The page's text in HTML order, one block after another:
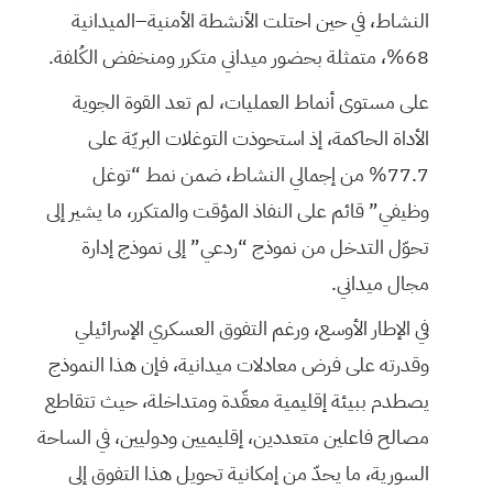
النشاط، في حين احتلت الأنشطة الأمنية–الميدانية
68%، متمثلة بحضور ميداني متكرر ومنخفض الكُلفة.
على مستوى أنماط العمليات، لم تعد القوة الجوية
الأداة الحاكمة، إذ استحوذت التوغلات البريّة على
77.7% من إجمالي النشاط، ضمن نمط “توغل
وظيفي” قائم على النفاذ المؤقت والمتكرر، ما يشير إلى
تحوّل التدخل من نموذج “ردعي” إلى نموذج إدارة
مجال ميداني.
في الإطار الأوسع، ورغم التفوق العسكري الإسرائيلي
وقدرته على فرض معادلات ميدانية، فإن هذا النموذج
يصطدم ببيئة إقليمية معقّدة ومتداخلة، حيث تتقاطع
مصالح فاعلين متعددين، إقليميين ودوليين، في الساحة
السورية، ما يحدّ من إمكانية تحويل هذا التفوق إلى